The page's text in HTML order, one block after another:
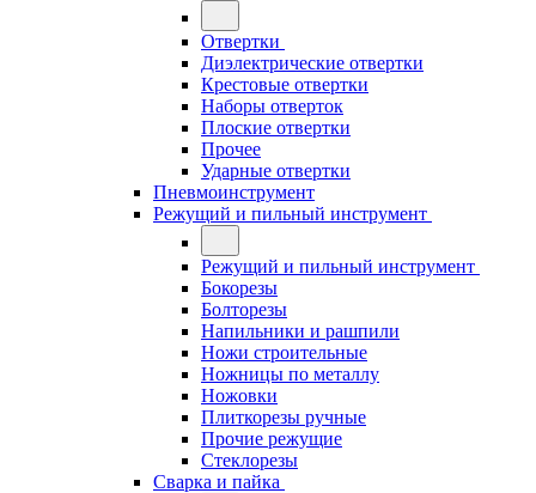
Отвертки
Диэлектрические отвертки
Крестовые отвертки
Наборы отверток
Плоские отвертки
Прочее
Ударные отвертки
Пневмоинструмент
Режущий и пильный инструмент
Режущий и пильный инструмент
Бокорезы
Болторезы
Напильники и рашпили
Ножи строительные
Ножницы по металлу
Ножовки
Плиткорезы ручные
Прочие режущие
Стеклорезы
Сварка и пайка